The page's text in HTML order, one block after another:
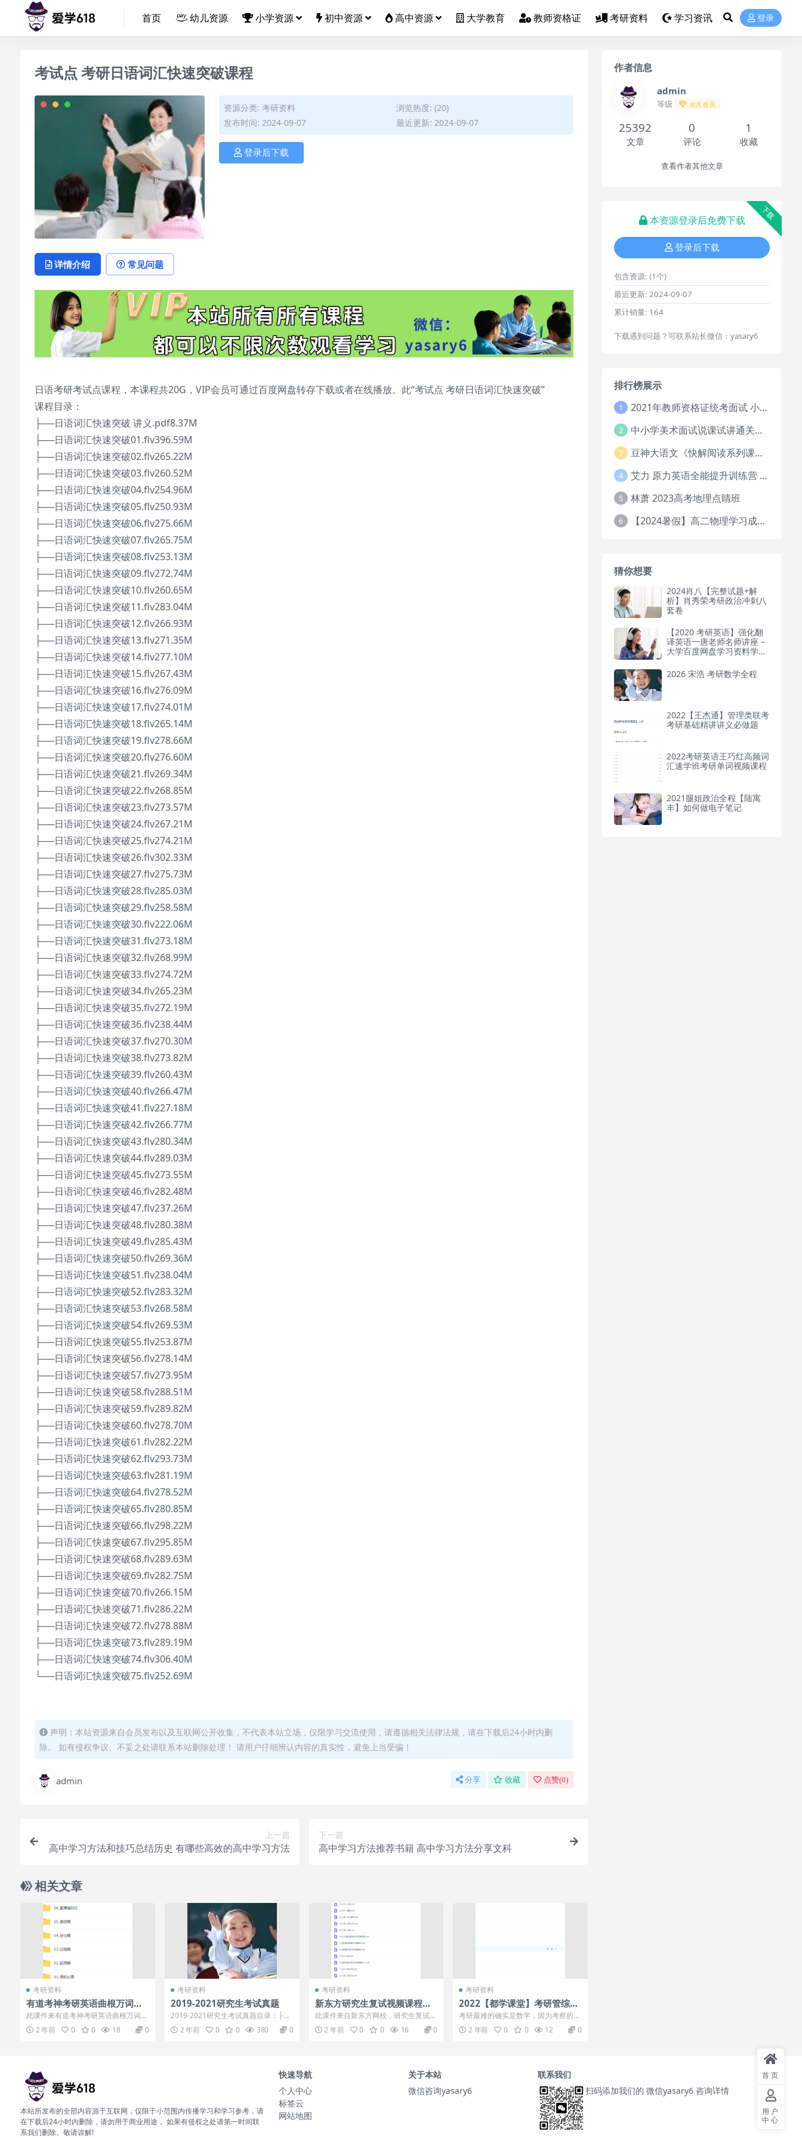
首页 幼儿资源 小学资源 初中资源 高中资源 大学教育 教师资格证 考研资料 学习资讯 登录
考试点 考研日语词汇快速突破课程
资源分类: 考研资料
浏览热度: (20)
发布时间: 2024-09-07
最近更新: 2024-09-07
登录后下载
详情介绍 常见问题
日语考研考试点课程，本课程共20G，VIP会员可通过百度网盘转存下载或者在线播放。此“考试点 考研日语词汇快速突破”
课程目录：
├──日语词汇快速突破 讲义.pdf8.37M
├──日语词汇快速突破01.flv396.59M
├──日语词汇快速突破02.flv265.22M
├──日语词汇快速突破03.flv260.52M
├──日语词汇快速突破04.flv254.96M
├──日语词汇快速突破05.flv250.93M
├──日语词汇快速突破06.flv275.66M
├──日语词汇快速突破07.flv265.75M
├──日语词汇快速突破08.flv253.13M
├──日语词汇快速突破09.flv272.74M
├──日语词汇快速突破10.flv260.65M
├──日语词汇快速突破11.flv283.04M
├──日语词汇快速突破12.flv266.93M
├──日语词汇快速突破13.flv271.35M
├──日语词汇快速突破14.flv277.10M
├──日语词汇快速突破15.flv267.43M
├──日语词汇快速突破16.flv276.09M
├──日语词汇快速突破17.flv274.01M
├──日语词汇快速突破18.flv265.14M
├──日语词汇快速突破19.flv278.66M
├──日语词汇快速突破20.flv276.60M
├──日语词汇快速突破21.flv269.34M
├──日语词汇快速突破22.flv268.85M
├──日语词汇快速突破23.flv273.57M
├──日语词汇快速突破24.flv267.21M
├──日语词汇快速突破25.flv274.21M
├──日语词汇快速突破26.flv302.33M
├──日语词汇快速突破27.flv275.73M
├──日语词汇快速突破28.flv285.03M
├──日语词汇快速突破29.flv258.58M
├──日语词汇快速突破30.flv222.06M
├──日语词汇快速突破31.flv273.18M
├──日语词汇快速突破32.flv268.99M
├──日语词汇快速突破33.flv274.72M
├──日语词汇快速突破34.flv265.23M
├──日语词汇快速突破35.flv272.19M
├──日语词汇快速突破36.flv238.44M
├──日语词汇快速突破37.flv270.30M
├──日语词汇快速突破38.flv273.82M
├──日语词汇快速突破39.flv260.43M
├──日语词汇快速突破40.flv266.47M
├──日语词汇快速突破41.flv227.18M
├──日语词汇快速突破42.flv266.77M
├──日语词汇快速突破43.flv280.34M
├──日语词汇快速突破44.flv289.03M
├──日语词汇快速突破45.flv273.55M
├──日语词汇快速突破46.flv282.48M
├──日语词汇快速突破47.flv237.26M
├──日语词汇快速突破48.flv280.38M
├──日语词汇快速突破49.flv285.43M
├──日语词汇快速突破50.flv269.36M
├──日语词汇快速突破51.flv238.04M
├──日语词汇快速突破52.flv283.32M
├──日语词汇快速突破53.flv268.58M
├──日语词汇快速突破54.flv269.53M
├──日语词汇快速突破55.flv253.87M
├──日语词汇快速突破56.flv278.14M
├──日语词汇快速突破57.flv273.95M
├──日语词汇快速突破58.flv288.51M
├──日语词汇快速突破59.flv289.82M
├──日语词汇快速突破60.flv278.70M
├──日语词汇快速突破61.flv282.22M
├──日语词汇快速突破62.flv293.73M
├──日语词汇快速突破63.flv281.19M
├──日语词汇快速突破64.flv278.52M
├──日语词汇快速突破65.flv280.85M
├──日语词汇快速突破66.flv298.22M
├──日语词汇快速突破67.flv295.85M
├──日语词汇快速突破68.flv289.63M
├──日语词汇快速突破69.flv282.75M
├──日语词汇快速突破70.flv266.15M
├──日语词汇快速突破71.flv286.22M
├──日语词汇快速突破72.flv278.88M
├──日语词汇快速突破73.flv289.19M
├──日语词汇快速突破74.flv306.40M
└──日语词汇快速突破75.flv252.69M
声明：本站资源来自会员发布以及互联网公开收集，不代表本站立场，仅限学习交流使用，请遵循相关法律法规，请在下载后24小时内删
除。 如有侵权争议、不妥之处请联系本站删除处理！ 请用户仔细辨认内容的真实性，避免上当受骗！
admin 分享 收藏 点赞(0)
上一篇
高中学习方法和技巧总结历史 有哪些高效的高中学习方法
下一篇
高中学习方法推荐书籍 高中学习方法分享文科
相关文章
考研资料
有道考神考研英语曲根万词研
习社考研英语全能版（第7期）
此课件来有道考神考研英语曲根万词研
习社考研英语全能版（第7期），曲根
的特色就是利...
2 年前 0 0 18 0
考研资料
2019-2021研究生考试真题
2019-2021研究生考试真题目录：├─2
019│ ├─专业课│ │ 2015...
2 年前 0 0 380 0
考研资料
新东方研究生复试视频课程包
含讲义
此课件来自新东方网校，研究生复试视
频课程包含讲义。考研复试大体上可以
分为英语测试...
2 年前 0 0 16 0
考研资料
2022【都学课堂】考研管综全
程班基础数学代数逻辑
考研最难的确实是数学，因为考察的逻
辑问题课太多了！2022都学课堂考研
管综全程班...
2 年前 0 0 12 0
作者信息
admin
等级 永久会员
25392
文章
0
评论
1
收藏
查看作者其他文章
下载
本资源登录后免费下载
登录后下载
包含资源: (1个)
最近更新: 2024-09-07
累计销量: 164
下载遇到问题？可联系站长微信：yasary6
排行榜展示
1 2021年教师资格证统考面试 小学教资资料试讲+答辩
2 中小学美术面试说课试讲通关班14讲（辅助资料第一套）
3 豆神大语文《快解阅读系列课教程完整》
4 艾力 原力英语全能提升训练营 151G网课大合集
5 林萧 2023高考地理点睛班
6 【2024暑假】高二物理学习成长与规划系统1期
猜你想要
2024肖八【完整试题+解
析】肖秀荣考研政治冲刺八
套卷
【2020 考研英语】强化翻
译英语一唐老师名师讲座 –
大学百度网盘学习资料学盘
2026 宋浩 考研数学全程
2022【王杰通】管理类联考
考研基础精讲讲义必做题
2022考研英语王巧红高频词
汇速学班考研单词视频课程
2021腿姐政治全程【陆寓
丰】如何做电子笔记
本站所发布的全部内容源于互联网，仅限于小范围内传播学习和学习参考，请
在下载后24小时内删除，请勿用于商业用途， 如果有侵权之处请第一时间联
系我们删除。敬请谅解!
快速导航
个人中心
标签云
网站地图
关于本站
微信咨询yasary6
联系我们
扫码添加我们的 微信yasary6 咨询详情
首页
用户
中心